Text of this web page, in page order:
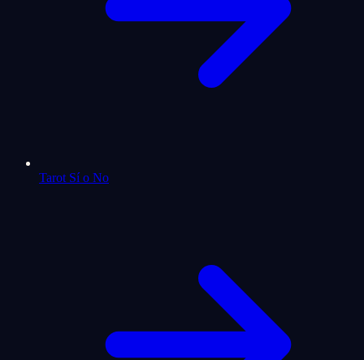
Tarot Sí o No